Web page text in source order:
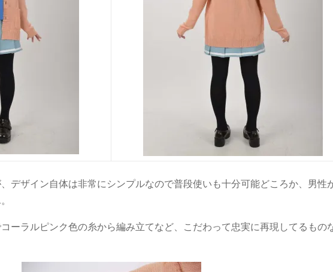
デザイン自体は非常にシンプルなので普段使いも十分可能どころか、男性
ーラルピンク色の糸から編み立てなど、こだわって忠実に再現してるもの